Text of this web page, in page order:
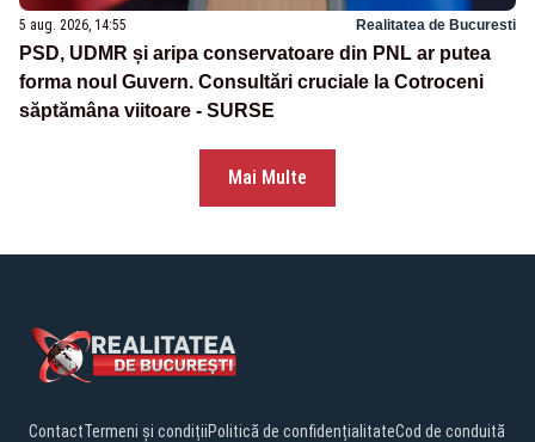
5 aug. 2026, 14:55 Realitatea de Bucuresti
PSD, UDMR și aripa conservatoare din PNL ar putea
forma noul Guvern. Consultări cruciale la Cotroceni
săptămâna viitoare - SURSE
Mai Multe
ContactTermeni și condițiiPolitică de confidențialitateCod de conduită